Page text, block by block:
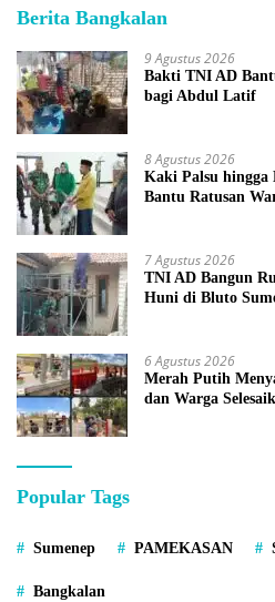
Berita Bangkalan
9 Agustus 2026
Bakti TNI AD
bagi Abdul Latif
8 Agustus 2026
Kaki Palsu
Bantu Ratusan
7 Agustus 2026
TNI AD Bangun
Huni di Bluto
6 Agustus 2026
Merah Putih
dan Warga
Popular Tags
Sumenep PAMEKASAN
Bangkalan